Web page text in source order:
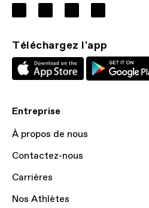
Téléchargez l'app
Entreprise
À propos de nous
Contactez-nous
Carrières
Nos Athlètes